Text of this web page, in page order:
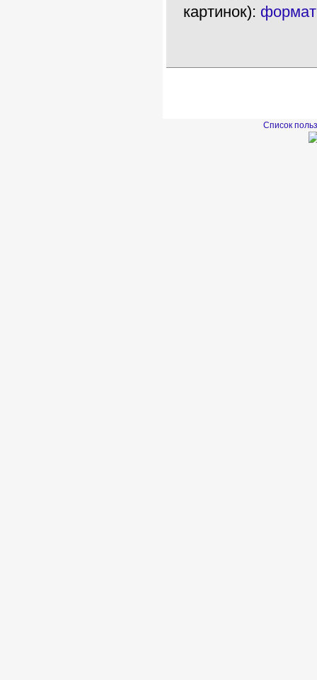
картинок):
Список